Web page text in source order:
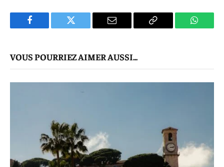
Facebook Twitter
E-
Copier
VOUS POURRIEZ AIMER AUSSI...